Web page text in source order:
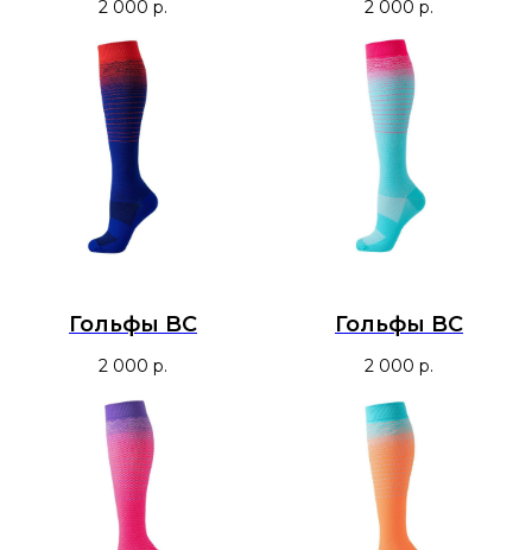
2 000 р. 2 000 р.
Гольфы BC
2 000 р.
Гольфы BC
2 000 р.